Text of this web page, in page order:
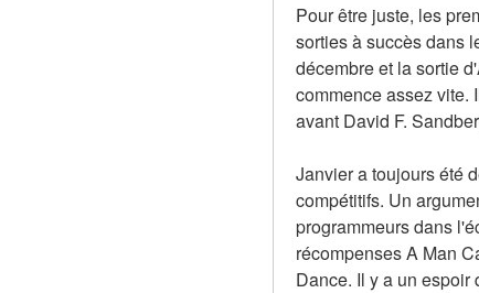
Pour être juste, les
sorties à succès dans
décembre et la sortie
commence assez vite.
avant David F.
Janvier a toujours été
compétitifs. Un
programmeurs dans
récompenses A Man
Dance. Il y a un espoir